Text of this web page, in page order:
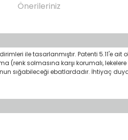
Önerileriniz
ile tasarlanmıştır. Patenti 5.11'e
(renk solmasına karşı korumalı,
sığabileceği ebatlardadır. İhtiyaç